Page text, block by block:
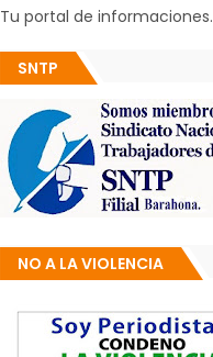
Tu portal de informaciones.
SNTP
NO A LA VIOLENCIA